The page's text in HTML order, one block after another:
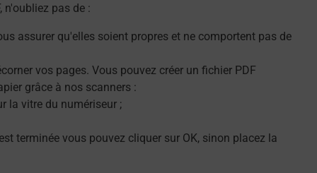
n'oubliez pas de :
assurer qu'elles soient propres et ne comportent pas de
vos pages. Vous pouvez créer un fichier PDF
grâce à nos scanners :
la vitre du numériseur ;
terminée vous pouvez cliquer sur OK, sinon placez la